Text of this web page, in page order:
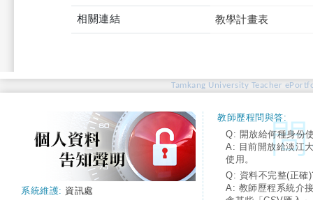
相關連結 教學計畫表
Tamkang University Teacher
系統維護: 資訊處
教師歷程問與答:
Q: 開放給何種身份
A: 目前開放給淡江
使用。
Q: 資料不完整(正確
A: 教師歷程系統介